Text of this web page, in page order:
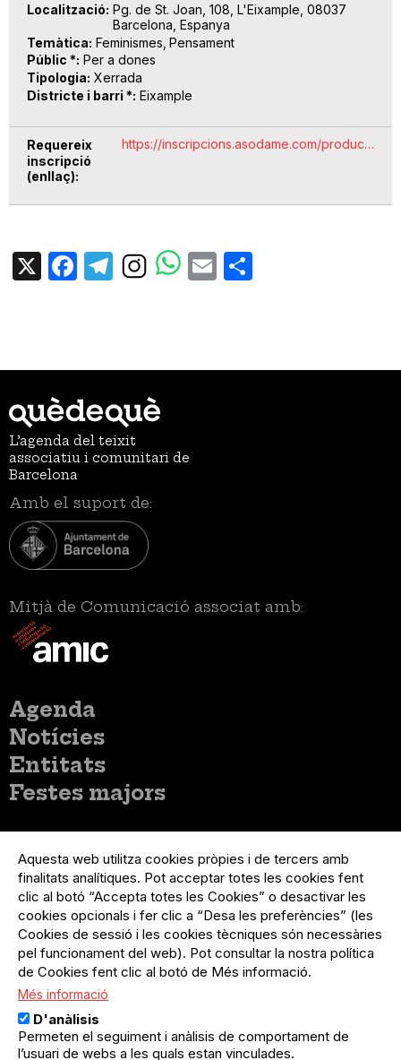
Localització Pg. de St. Joan, 108, L'Eixample, 08037
Barcelona, Espanya
Temàtica Feminismes Pensament
Públic * Per a dones
Tipologia Xerrada
Districte i barri * Eixample
Requereix
inscripció
(enllaç)
https://inscripcions.asodame.com/produc…
X Facebook
TelegramEmail
L’agenda del teixit
associatiu i comunitari de
Barcelona
Amb el suport de:
Mitjà de Comunicació associat amb:
Menú
principal
Agenda
Notícies
Entitats
Festes majors
del
compte
d'usuari
Menú
usuari
no
loggat
Registre organització
Menú
Peu
Sobre el projecte
Preguntes freqüents
Contacte
Menú
Legal
Política de privacitat
Avís legal
Política de cookies
Aquesta web utilitza cookies pròpies i de tercers amb
finalitats analítiques. Pot acceptar totes les cookies fent
clic al botó “Accepta totes les Cookies” o desactivar les
cookies opcionals i fer clic a “Desa les preferències” (les
Cookies de sessió i les cookies tècniques són necessàries
pel funcionament del web). Pot consultar la nostra política
de Cookies fent clic al botó de Més informació.
Més informació
D'anàlisis
Permeten el seguiment i anàlisis de comportament de
l’usuari de webs a les quals estan vinculades.